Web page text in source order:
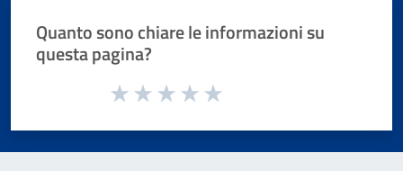
Quanto sono chiare le informazioni su
questa pagina?
Valuta da 1 a 5 stelle la pagina